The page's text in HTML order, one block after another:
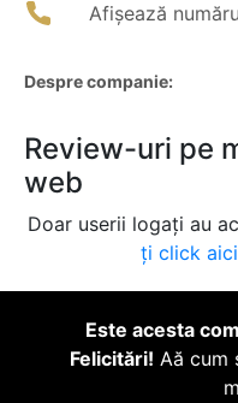
Afișează
Despre companie:
Review-uri pe
web
Doar userii logați au
ți click
Este acesta
Felicitări! Aă cum